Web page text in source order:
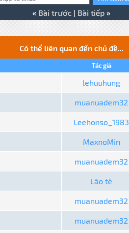
« Bài trước | Bài tiếp »
Có thể liên quan đến chủ đề...
Tác giả
lehuuhung
muanuadem32
Leehonso_1983
MaxnoMin
muanuadem32
Lão tè
muanuadem32
muanuadem32